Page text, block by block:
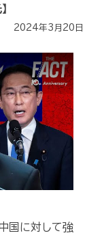
2024年3月20日
国に対して強